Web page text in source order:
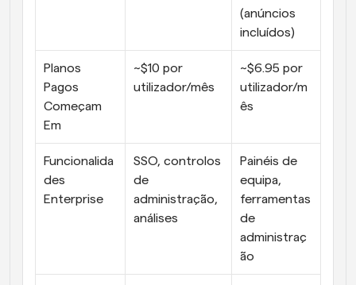
(anúncios
incluídos)
Planos
Pagos
Começam
Em
~$10 por
utilizador/mês
~$6.95 por
utilizador/m
ês
Funcionalida
des
Enterprise
SSO, controlos
de
administração,
análises
Painéis de
equipa,
ferramentas
de
administraç
ão